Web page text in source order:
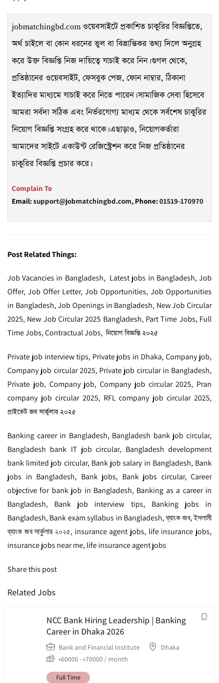
jobmatchingbd.com ওয়েবসাইটে প্রকাশিত চাকুরির বিজ্ঞপ্তিতে,
অর্থ চাইলে বা কোন ধরনের ভুল বা বিভ্রান্তিকর তথ্য দিলে অনুগ্রহ
করে উক্ত বিজ্ঞপ্তি নিজ দায়িত্বে যাচাইকরে নিন। গুগল থেকে,
প্রতিষ্ঠানের ওয়েবসাইট, ফেসবুক পেজ, ফোন নাম্বার, ঠিকানা
ইত্যাদির মাধ্যমে যাচাই করে নিতে পারেন। সামাজিক সেবা হিসেবে
আমরা সর্বদা সঠিক এবং নির্ভরযোগ্য মাধ্যম থেকে সর্বশেষ চাকুরির
নিয়োগ বিজ্ঞপ্তি সংগ্রহ করে থাকে। এছাড়াও, নিয়োগকর্তারা
আমাদের সাইটে একাউন্ট রেজিস্ট্রেশন করে নিজ প্রতিষ্ঠানের
চাকুরির বিজ্ঞপ্তি প্রচার করে।
Complain To
Email:support@jobmatchingbd.com, Phone:01519-170970
Post Related Things:
Job Vacancies in Bangladesh, Latest jobs in Bangladesh, Job
Offer, Job Offer Letter, Job Opportunities, Job Opportunities
in Bangladesh, Job Openings in Bangladesh, New Job Circular
2025, New Job Circular 2025 Bangladesh, Part Time Jobs, Full
Time Jobs, Contractual Jobs, নিয়োগ বিজ্ঞপ্তি ২০২৫
Private job interview tips, Private jobs in Dhaka, Company job,
Company job circular 2025, Private job circular in Bangladesh,
Private job, Company job, Company job circular 2025, Pran
company job circular 2025, RFL company job circular 2025,
প্রাইভেট জব সার্কুলার ২০২৫
Banking career in Bangladesh, Bangladesh bank job circular,
Bangladesh bank IT job circular, Bangladesh development
bank limited job circular, Bank job salary in Bangladesh, Bank
jobs in Bangladesh, Bank jobs, Bank jobs circular, Career
objective for bank job in Bangladesh, Banking as a career in
Bangladesh, Bank job interview tips, Banking jobs in
Bangladesh, Bank exam syllabus in Bangladesh, ব্যাংক জব, ইসলামী
ব্যাংক জব সার্কুলার ২০২৫, insurance agent jobs, life insurance jobs,
insurance jobs near me, life insurance agent jobs
Share this post
Related Jobs
NCC Bank Hiring Leadership | Banking
Career in Dhaka 2026
Bank and Financial Institute
Dhaka
৳60000-৳70000 / month
Full Time